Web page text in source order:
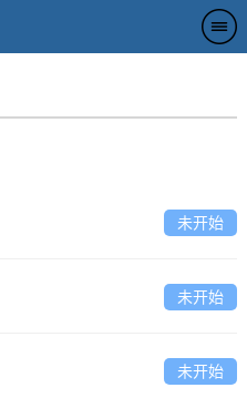
未开始
未开始
未开始